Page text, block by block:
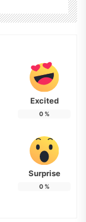
Excited
0%
Surprise
0%